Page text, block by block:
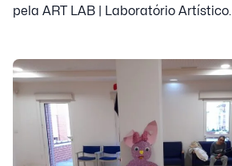
pela ART LAB | Laboratório Artístico.